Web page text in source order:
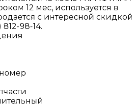
12 мес, используется в
с интересной скидкой
98-14.